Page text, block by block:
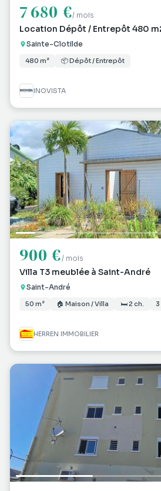
7 680 €/ mois
Location Dépôt / Entrepôt 480
Sainte-Clotilde
480 m² 📦 Dépôt / Entrepôt
INOVISTA
900 €/ mois
Villa T3 meublée à Saint-André
Saint-André
50 m² 🏠 Maison / Villa 🛏 2 ch.
HERREN IMMOBILIER